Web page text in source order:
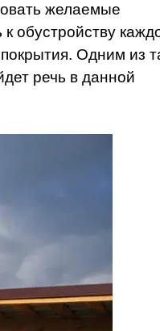
желаемые
обустройству
Одним из
речь в данной